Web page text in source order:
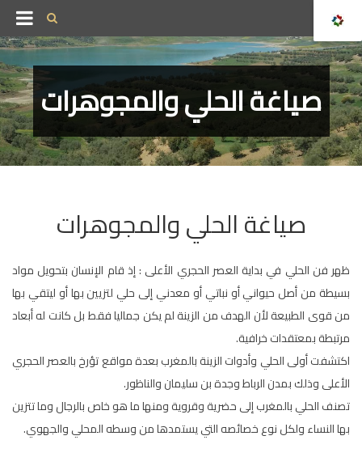
صياغة الحلي والمجوهرات
صياغة الحلي والمجوهرات
ظهر فن الحلي في بداية العصر الحجري الأعلى : إذ قام الإنسان بتحويل مواد
بسيطة من أصل حيواني أو نباتي أو معدني إلى حلي لتزيين بها أو ليتقي بها
من قوى الطبيعة لأن الهدف من الزينة لم يكن جماليا فقط بل كانت له أبعاد
مرتبطة بمعتقدات خرافية.
اكتشفت أولى الحلي وأدوات الزينة بالمغرب بعدة مواقع تؤرخ بالعصر الحجري
الأعلى وذلك بمدن الرباط وجدة بن سليمان والناظور.
تصنف الحلي بالمغرب إلى حضرية وقروية ومنها ما هو خاص بالرجال وما تتزين
بها النساء ولكل نوع خصائصه التي يستمدها من وسطه المحلي والجهوي.